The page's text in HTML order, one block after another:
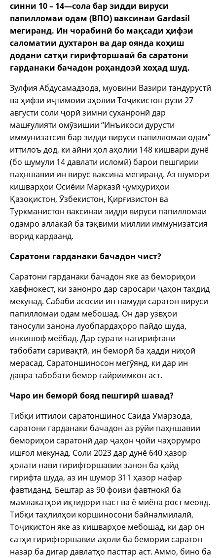
синни 10 – 14—сола бар зидди вируси
папилломаи одам (ВПО) ваксинаи Gardasil
мегиранд. Ин чорабинӣ бо мақсади ҳифзи
саломатии духтарон ва дар оянда коҳиш
додани сатҳи гирифторшавӣ ба саратони
гарданаки бачадон роҳандозӣ хоҳад шуд.
Зулфия Абдусамадзода, муовини Вазири тандурустӣ
ва ҳифзи иҷтимоии аҳолии Тоҷикистон рӯзи 27
августи соли ҷорӣ зимни суханронӣ дар
машғулияти омӯзишии “Инъикоси дурусти
иммунизатсия бар зидди вируси папилломаи одам”
иттилоъ дод, ки айни ҳол аҳолии 148 кишвари дунё
(бо шумули 14 давлати исломӣ) барои пешгирии
паҳншавии ин вирус ваксина мегиранд. Аз шумори
кишварҳои Осиёии Марказӣ ҷумҳуриҳои
Қазоқистон, Ӯзбекистон, Қирғизистон ва
Туркманистон ваксинаи зидди вируси папилломаи
одамро аллакай ба тақвими миллии иммунизатсия
ворид кардаанд.
Саратони гарданаки бачадон чист?
Саратони гарданаки бачадон яке аз бемориҳои
хавфнокест, ки занонро дар саросари ҷаҳон таҳдид
мекунад. Сабаби асосии ин намуди саратон вируси
папилломаи одам мебошад. Он дар узвҳои
таносули занона луобпардаҳоро пайдо шуда,
инкишоф меёбад. Дар сурати нагирифтани
табобати саривақтӣ, ин беморӣ ба ҳадди ниҳоӣ
мерасад. Саратоншиносон мегӯянд, ки дар ин
давра табобати бемор ғайриимкон аст.
Чаро ин беморӣ бояд пешгирӣ шавад?
Тибқи иттилои саратоншинос Саида Умарзода,
саратони гарданаки бачадон аз рӯйи паҳншавии
бемориҳои саратонӣ дар ҷаҳон ҷойи чаҳорумро
ишғол мекунад. Соли 2023 дар дунё 640 ҳазор
ҳолати нави гирифторшавии занон ба қайд
гирифта шуда, аз ин шумор 311 ҳазор нафар
фавтиданд. Бештар аз 90 фоизи фавтнокӣ ба
мамлакатҳои иқтидори паст ва ё миёна рост меояд.
Тибқи таҳлилҳои коршиносони байналмилалӣ,
Тоҷикистон яке аз кишварҳое мебошад, ки дар он
сатҳи гирифторшавии аҳолӣ ба бемории саратон
назар ба дигар давлатҳо пасттар аст. Аммо, бино ба